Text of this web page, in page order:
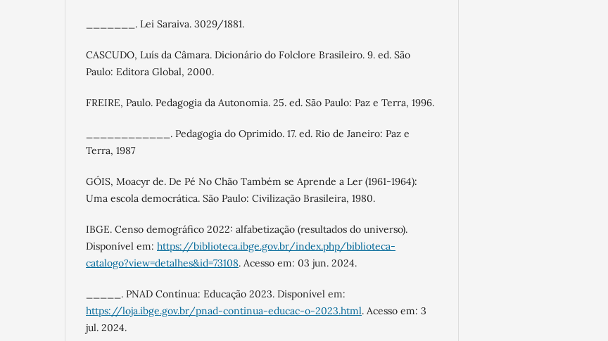
_______. Lei Saraiva. 3029/1881.
CASCUDO, Luís da Câmara. Dicionário do Folclore Brasileiro. 9. ed. São
Paulo: Editora Global, 2000.
FREIRE, Paulo. Pedagogia da Autonomia. 25. ed. São Paulo: Paz e Terra, 1996.
____________. Pedagogia do Oprimido. 17. ed. Rio de Janeiro: Paz e
Terra, 1987
GÓIS, Moacyr de. De Pé No Chão Também se Aprende a Ler (1961-1964):
Uma escola democrática. São Paulo: Civilização Brasileira, 1980.
IBGE. Censo demográfico 2022: alfabetização (resultados do universo).
Disponível em: https://biblioteca.ibge.gov.br/index.php/biblioteca-
catalogo?view=detalhes&id=73108. Acesso em: 03 jun. 2024.
_____. PNAD Contínua: Educação 2023. Disponível em:
https://loja.ibge.gov.br/pnad-continua-educac-o-2023.html. Acesso em: 3
jul. 2024.